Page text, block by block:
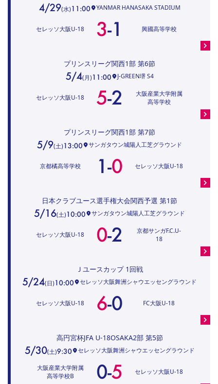
4/29(水)11:00 YANMAR HANASAKA STADIUM
セレッソ大阪U-18 3-1 興國高等学校
プリンスリーグ関西1部 第6節
5/4(月)11:00 J-GREEN堺 S4
セレッソ大阪U-18 5-2
大阪産業大学附属
高等学校
プリンスリーグ関西1部 第7節
5/9(土)13:00 サンガタウン城陽人工芝グラウンド
セレッソ大阪U-18
0
-
1
京都橘高等学校
日本クラブユース選手権大会関西予選 第1節
5/16(土)10:00 サンガタウン城陽人工芝グラウンド
セレッソ大阪U-18 0-2
京都サンガF.C.U-
18
Ｊユースカップ 1回戦
5/24(日)10:00 セレッソ大阪舞洲シャウエッセングラウンド
セレッソ大阪U-18 6-0 FC大阪U-18
高円宮杯JFA U-18OSAKA2部 第5節
5/30(土)9:30 セレッソ大阪舞洲シャウエッセングラウンド
セレッソ大阪U-18
5
-
0
大阪産業大学附属
高等学校B